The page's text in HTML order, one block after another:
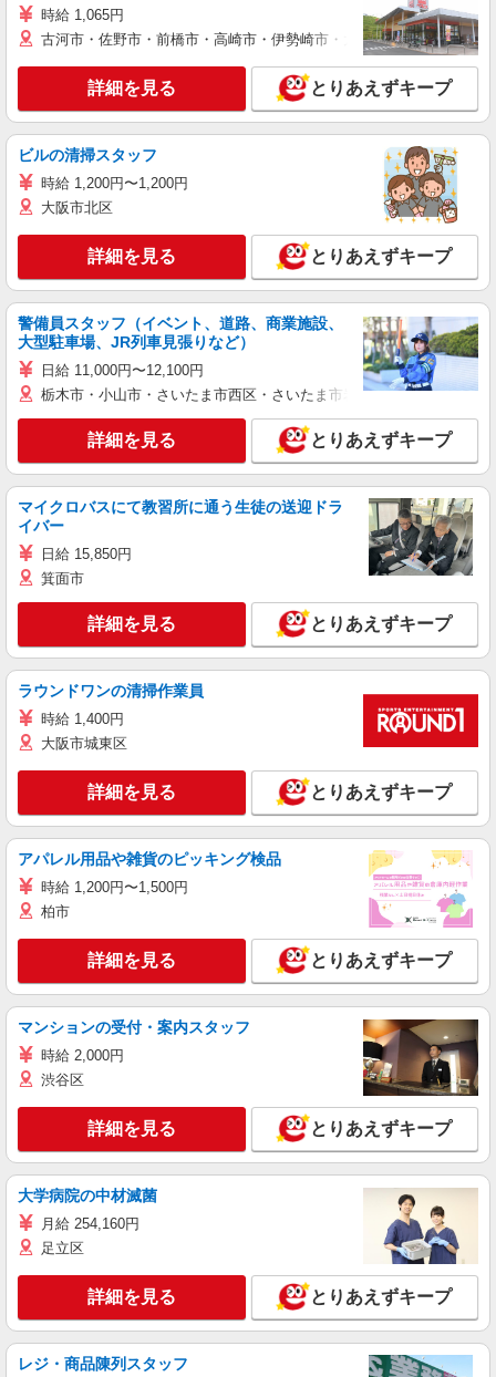
時給 1,065円
古河市・佐野市・前橋市・高崎市・伊勢崎市・太田市・館林市・藤
詳細を見る とりあえずキープ
ビルの清掃スタッフ
時給 1,200円〜1,200円
大阪市北区
詳細を見る とりあえずキープ
警備員スタッフ（イベント、道路、商業施設、
大型駐車場、JR列車見張りなど）
日給 11,000円〜12,100円
栃木市・小山市・さいたま市西区・さいたま市岩槻区・久喜市・蓮田
詳細を見る とりあえずキープ
マイクロバスにて教習所に通う生徒の送迎ドラ
イバー
日給 15,850円
箕面市
詳細を見る とりあえずキープ
ラウンドワンの清掃作業員
時給 1,400円
大阪市城東区
詳細を見る とりあえずキープ
アパレル用品や雑貨のピッキング検品
時給 1,200円〜1,500円
柏市
詳細を見る とりあえずキープ
マンションの受付・案内スタッフ
時給 2,000円
渋谷区
詳細を見る とりあえずキープ
大学病院の中材滅菌
月給 254,160円
足立区
詳細を見る とりあえずキープ
レジ・商品陳列スタッフ